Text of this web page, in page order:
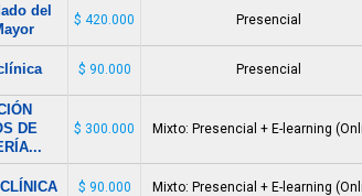
del
$ 420.000 Presencial
$ 90.000 Presencial
DE
$ 300.000 Mixto: Presencial + E-learning
$ 90.000 Mixto: Presencial + E-learning